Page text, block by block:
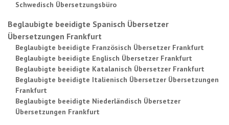
Schwedisch Übersetzungsbüro
Beglaubigte beeidigte Spanisch Übersetzer
Übersetzungen Frankfurt
Beglaubigte beeidigte Französisch Übersetzer Frankfurt
Beglaubigte beeidigte Englisch Übersetzer Frankfurt
Beglaubigte beeidigte Katalanisch Übersetzer Frankfurt
Beglaubigte beeidigte Italienisch Übersetzer Übersetzungen
Frankfurt
Beglaubigte beeidigte Niederländisch Übersetzer
Übersetzungen Frankfurt